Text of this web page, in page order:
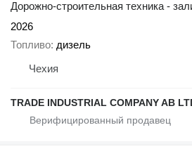
Дорожно-строительная техника -
2026
Топливо дизель
Чехия
TRADE INDUSTRIAL COMPANY AB